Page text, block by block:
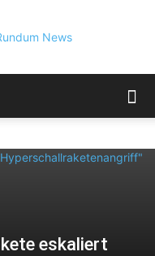
eskaliert